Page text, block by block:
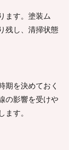
ます。塗装ム
残し、清掃状態
期を決めておく
の影響を受けや
す。